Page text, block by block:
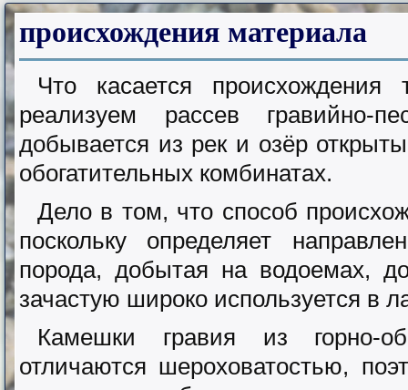
происхождения материала
Что касается
реализуем рассев гравийно-
добывается из рек и озёр
обогатительных комбинатах.
Дело в том, что способ
поскольку определяет
порода, добытая на водоемах,
зачастую широко используется в
Камешки гравия из горно-
отличаются шероховатостью,